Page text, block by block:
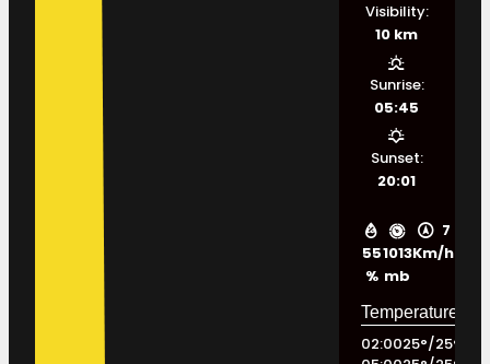
55
%
1013
mb
7
Km/h
Visibility:
10 km
Sunrise:
05:45
Sunset:
20:01
02:0025°/25°